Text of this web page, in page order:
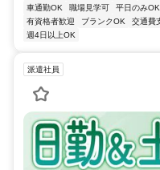
車通勤OK
職場見学可 平日のみOK
有資格者歓迎
ブランクOK 交通費
週4日以上OK
派遣社員